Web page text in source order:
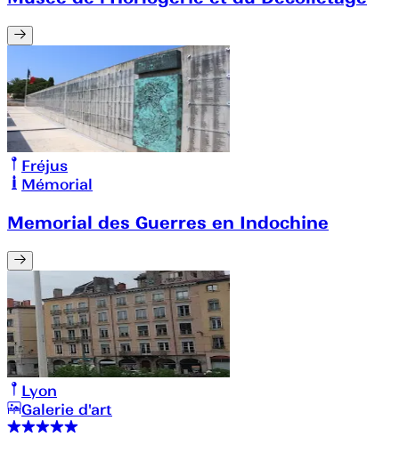
Fréjus
Mémorial
Memorial des Guerres en Indochine
Lyon
Galerie d'art